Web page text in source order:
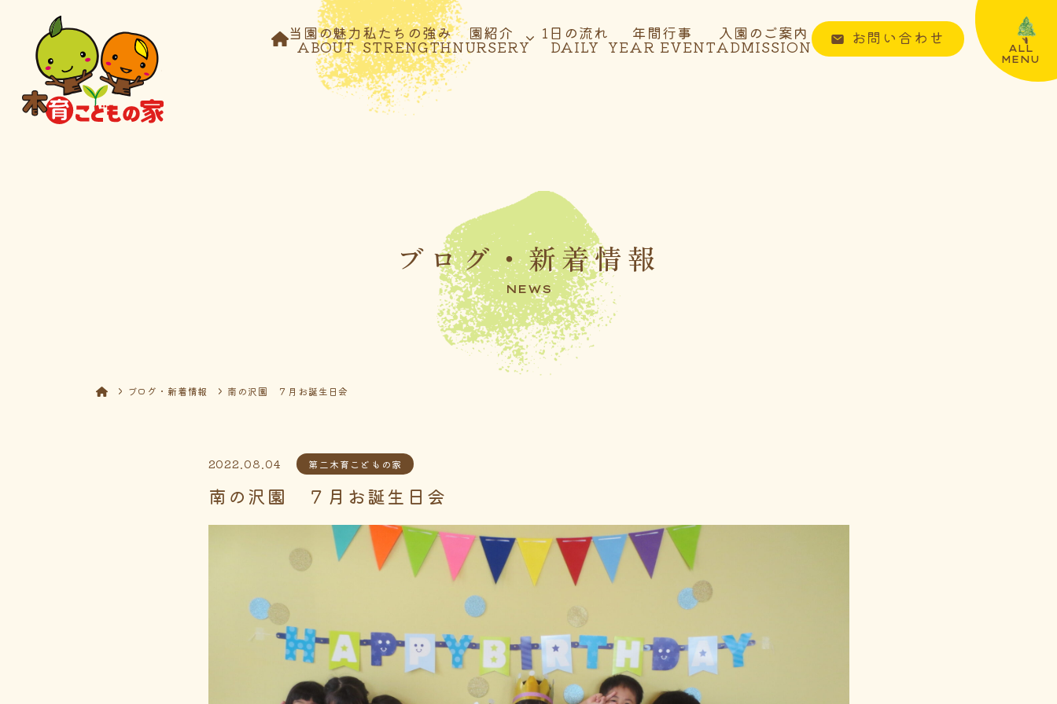
ALL
MENU
当園の魅力
ABOUT
私たちの強み
STRENGTH
園紹介
NURSERY
1日の流れ
DAILY
年間行事
YEAR EVENT
入園のご案内
ADMISSION お問い合わせ
ブログ・新着情報
NEWS
ブログ・新着情報 南の沢園 ７月お誕生日会
2022.08.04 第二木育こどもの家
南の沢園 ７月お誕生日会